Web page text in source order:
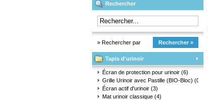
Rechercher
» Rechercher par
marque
Rechercher »
Tapis d'urinoir
Écran de protection pour urinoir (6)
Grille Urinoir avec Pastille (BIO-Bloc) (0)
Écran actif d'urinoir (3)
Mat urinoir classique (4)